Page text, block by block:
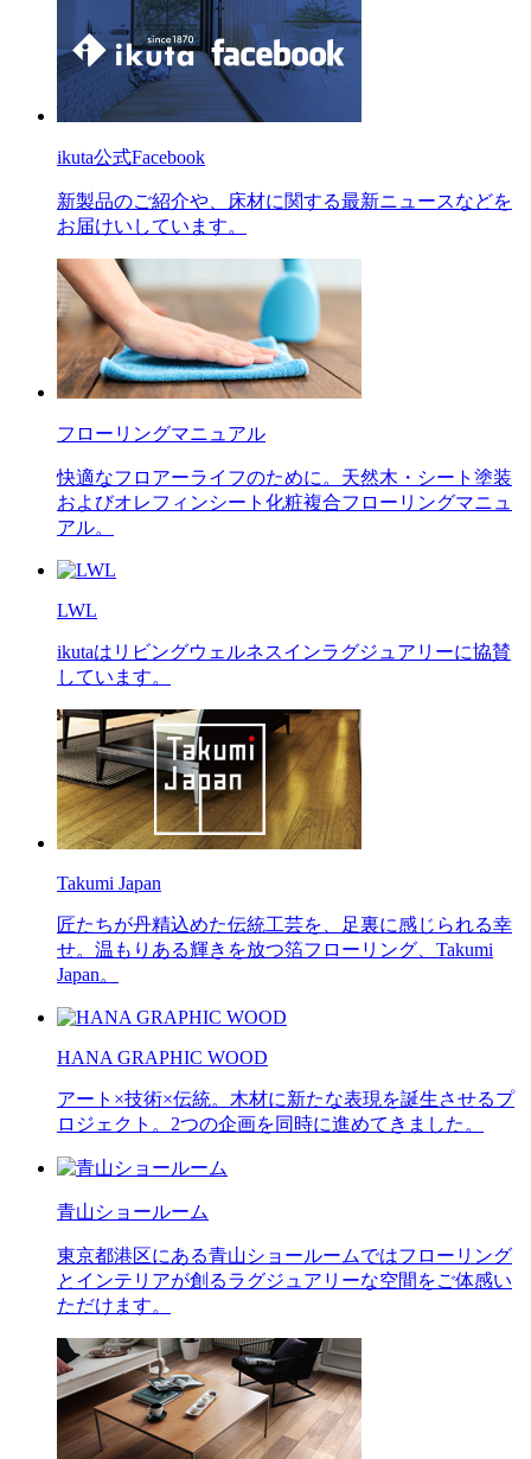
ikuta公式Facebook
新製品のご紹介や、床材に関する最新ニュースなどを
お届けいしています。
フローリングマニュアル
快適なフロアーライフのために。天然木・シート塗装
およびオレフィンシート化粧複合フローリングマニュ
アル。
LWL
ikutaはリビングウェルネスインラグジュアリーに協賛
しています。
Takumi Japan
匠たちが丹精込めた伝統工芸を、足裏に感じられる幸
せ。温もりある輝きを放つ箔フローリング、Takumi
Japan。
HANA GRAPHIC WOOD
アート×技術×伝統。木材に新たな表現を誕生させるプ
ロジェクト。2つの企画を同時に進めてきました。
青山ショールーム
東京都港区にある青山ショールームではフローリング
とインテリアが創るラグジュアリーな空間をご体感い
ただけます。